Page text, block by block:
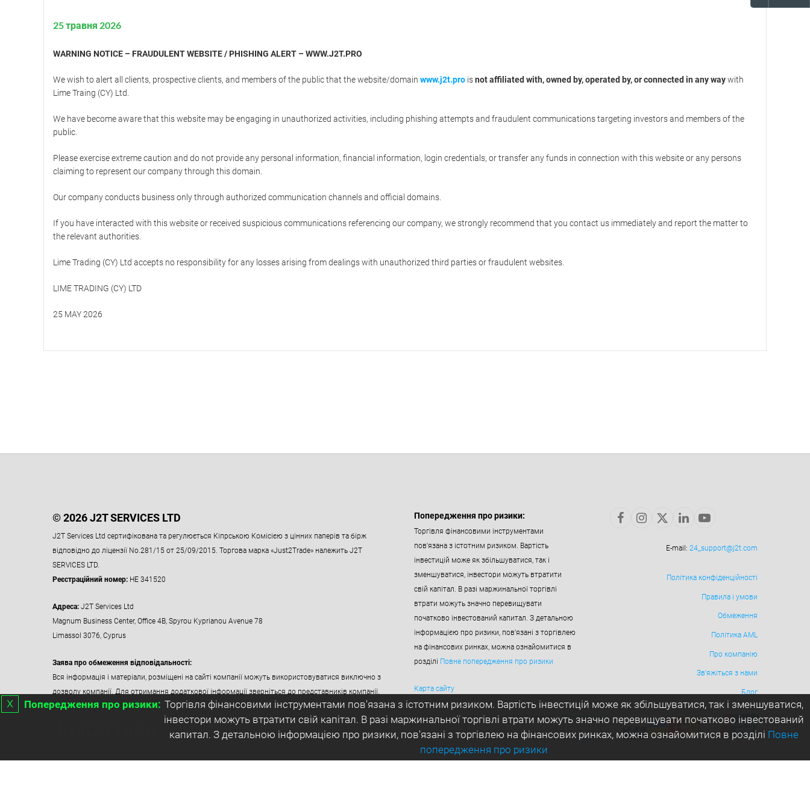
х Попередження про ризики: Торгівля фінансовими інструментами пов'язана з істотним ризиком. Вартість інвестицій може як збільшуватися, так і зменшуватися,
інвестори можуть втратити свій капітал. В разі маржинальної торгівлі втрати можуть значно перевищувати початково інвестований
капитал. З детальною інформацією про ризики, пов'язані з торгівлею на фінансових ринках, можна ознайомитися в розділі Повне
попередження про ризики
ВІДКРИТИ РАХУНОК
25 травня 2026
WARNING NOTICE – FRAUDULENT WEBSITE / PHISHING ALERT – WWW.J2T.PRO
We wish to alert all clients, prospective clients, and members of the public that the website/domain www.j2t.pro isnot affiliated with, owned by, operated by, or connected in any waywith
Lime Traing (CY) Ltd.
We have become aware that this website may be engaging in unauthorized activities, including phishing attempts and fraudulent communications targeting investors and members of the
public.
Please exercise extreme caution and do not provide any personal information, financial information, login credentials, or transfer any funds in connection with this website or any persons
claiming to represent our company through this domain.
Our company conducts business only through authorized communication channels and official domains.
If you have interacted with this website or received suspicious communications referencing our company, we strongly recommend that you contact us immediately and report the matter to
the relevant authorities.
Lime Trading (CY) Ltd accepts no responsibility for any losses arising from dealings with unauthorized third parties or fraudulent websites.
LIME TRADING (CY) LTD
25 MAY 2026
© 2026 J2T SERVICES LTD
J2T Services Ltd сертифікована та регулюється Кіпрською Комісією з цінних паперів та бірж
відповідно до ліцензії No.281/15 от 25/09/2015. Торгова марка «Just2Trade» належить J2T
SERVICES LTD.
Реєстраційний номер: HE 341520
Адреса: J2T Services Ltd
Magnum Business Center, Office 4B, Spyrou Kyprianou Avenue 78
Limassol 3076, Cyprus
Заява про обмеження відповідальності:
Вся інформація і матеріали, розміщені на сайті компанії можуть використовуватися виключно з
дозволу компанії. Для отримання додаткової інформації зверніться до представників компанії.
Попередження про ризики:
Торгівля фінансовими інструментами
пов'язана з істотним ризиком. Вартість
інвестицій може як збільшуватися, так і
зменшуватися, інвестори можуть втратити
свій капітал. В разі маржинальної торгівлі
втрати можуть значно перевищувати
початково інвестований капитал. З детальною
інформацією про ризики, пов'язані з торгівлею
на фінансових ринках, можна ознайомитися в
розділі Повне попередження про ризики
Карта сайту
E-mail: 24_support@j2t.com
Політика конфіденційності
Правила і умови
Обмеження
Політика AML
Про компанію
Зв'яжіться з нами
Блог